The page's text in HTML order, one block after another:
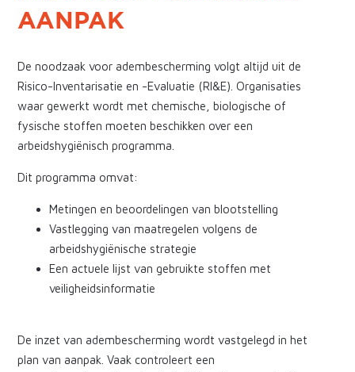
AANPAK
De noodzaak voor adembescherming volgt altijd uit de
Risico-Inventarisatie en -Evaluatie (RI&E). Organisaties
waar gewerkt wordt met chemische, biologische of
fysische stoffen moeten beschikken over een
arbeidshygiënisch programma.
Dit programma omvat:
Metingen en beoordelingen van blootstelling
Vastlegging van maatregelen volgens de
arbeidshygiënische strategie
Een actuele lijst van gebruikte stoffen met
veiligheidsinformatie
De inzet van adembescherming wordt vastgelegd in het
plan van aanpak. Vaak controleert een